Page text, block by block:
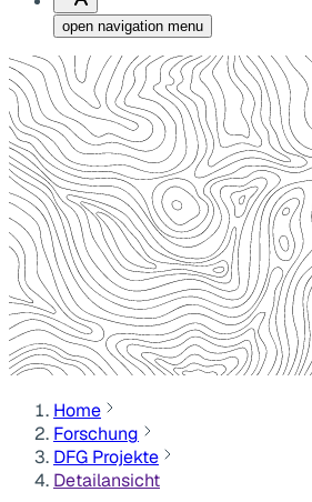
open navigation menu
Home
Forschung
DFG Projekte
Detailansicht